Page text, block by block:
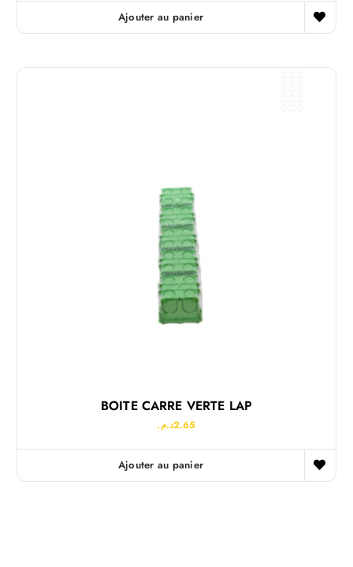
Ajouter au panier
BOITE CARRE VERTE LAP
2.65د.م.
Ajouter au panier